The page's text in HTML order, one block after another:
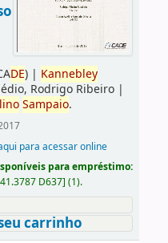
DE)| Kannebley
Rodrigo Ribeiro|
Sampaio.
para acessar online
para empréstimo:
D637] (1).
carrinho